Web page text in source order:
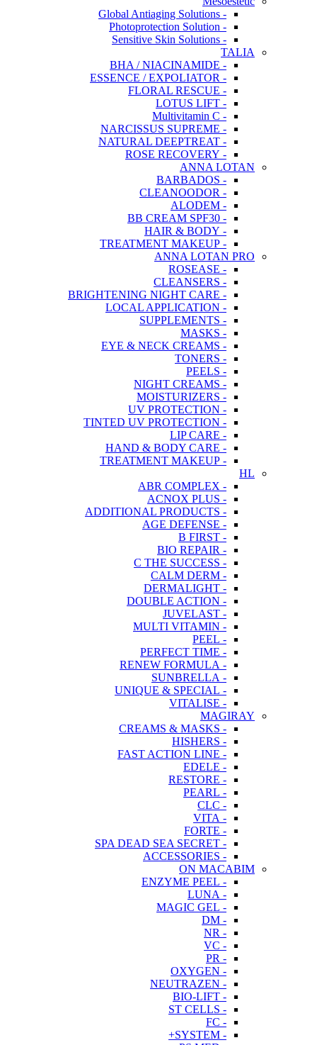
- Global Antiaging Solutions
- Photoprotection Solution
- Sensitive Skin Solutions
TALIA
- BHA / NIACINAMIDE
- ESSENCE / EXPOLIATOR
- FLORAL RESCUE
- LOTUS LIFT
- Multivitamin C
- NARCISSUS SUPREME
- NATURAL DEEPTREAT
- ROSE RECOVERY
ANNA LOTAN
- BARBADOS
- CLEANOODOR
- ALODEM
- BB CREAM SPF30
- HAIR & BODY
- TREATMENT MAKEUP
ANNA LOTAN PRO
- ROSEASE
- CLEANSERS
- BRIGHTENING NIGHT CARE
- LOCAL APPLICATION
- SUPPLEMENTS
- MASKS
- EYE & NECK CREAMS
- TONERS
- PEELS
- NIGHT CREAMS
- MOISTURIZERS
- UV PROTECTION
- TINTED UV PROTECTION
- LIP CARE
- HAND & BODY CARE
- TREATMENT MAKEUP
HL
- ABR COMPLEX
- ACNOX PLUS
- ADDITIONAL PRODUCTS
- AGE DEFENSE
- B FIRST
- BIO REPAIR
- C THE SUCCESS
- CALM DERM
- DERMALIGHT
- DOUBLE ACTION
- JUVELAST
- MULTI VITAMIN
- PEEL
- PERFECT TIME
- RENEW FORMULA
- SUNBRELLA
- UNIQUE & SPECIAL
- VITALISE
MAGIRAY
- CREAMS & MASKS
- HISHERS
- FAST ACTION LINE
- EDELE
- RESTORE
- PEARL
- CLC
- VITA
- FORTE
- SPA DEAD SEA SECRET
- ACCESSORIES
ON MACABIM
- ENZYME PEEL
- LUNA
- MAGIC GEL
- DM
- NR
- VC
- PR
- OXYGEN
- NEUTRAZEN
- BIO-LIFT
- ST CELLS
- FC
- SYSTEM+